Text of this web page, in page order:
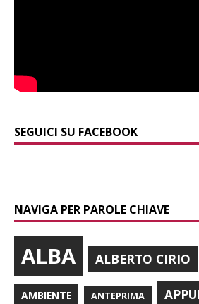
SEGUICI SU FACEBOOK
NAVIGA PER PAROLE CHIAVE
ALBA ALBERTO CIRIO
AMBIENTE ANTEPRIMA